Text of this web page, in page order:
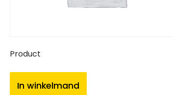
Product
In winkelmand